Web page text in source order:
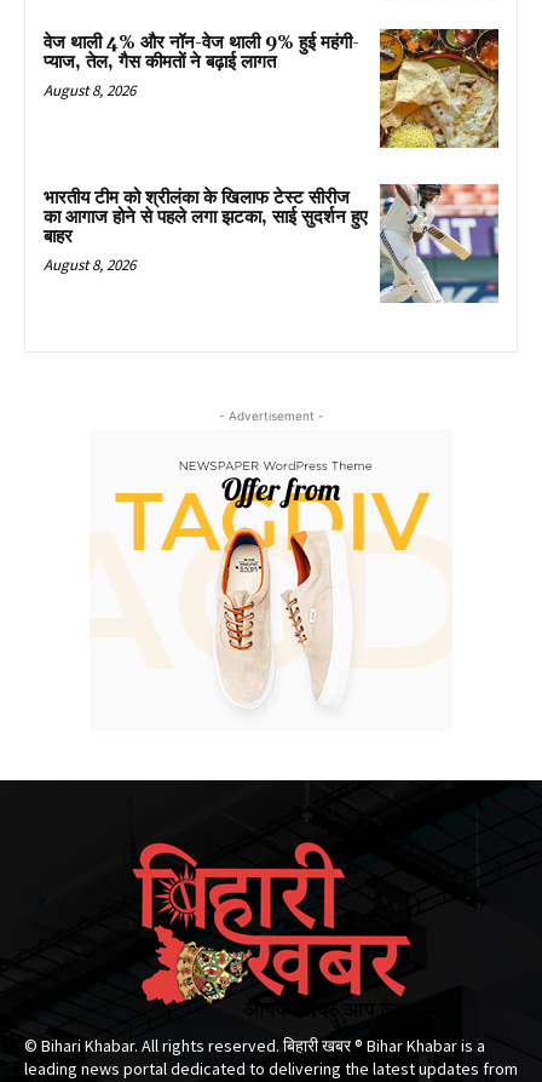
वेज थाली 4% और नॉन-वेज थाली 9% हुई महंगी-
प्याज, तेल, गैस कीमतों ने बढ़ाई लागत
August 8, 2026
भारतीय टीम को श्रीलंका के खिलाफ टेस्ट सीरीज
का आगाज होने से पहले लगा झटका, साई सुदर्शन हुए
बाहर
August 8, 2026
- Advertisement -
© Bihari Khabar. All rights reserved. बिहारी खबर ®​ Bihar Khabar is a
leading news portal dedicated to delivering the latest updates from